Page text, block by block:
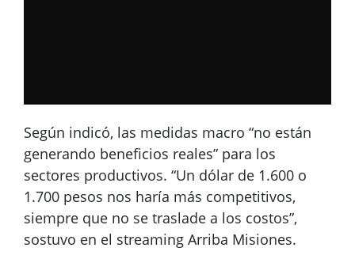
Según indicó, las medidas macro “no están
generando beneficios reales” para los
sectores productivos. “Un dólar de 1.600 o
1.700 pesos nos haría más competitivos,
siempre que no se traslade a los costos”,
sostuvo en el streaming Arriba Misiones.